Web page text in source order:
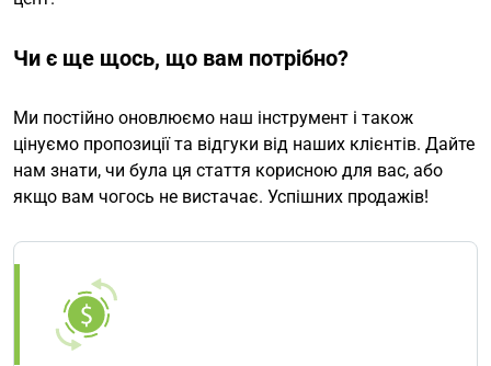
Чи є ще щось, що вам потрібно?
Ми постійно оновлюємо наш інструмент і також
цінуємо пропозиції та відгуки від наших клієнтів. Дайте
нам знати, чи була ця стаття корисною для вас, або
якщо вам чогось не вистачає. Успішних продажів!